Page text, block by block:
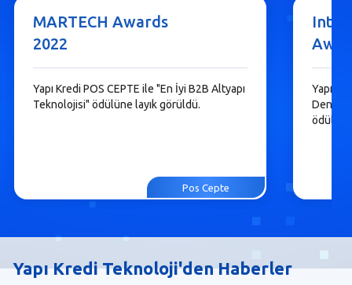
MARTECH Awards
2022
Yapı Kredi POS CEPTE ile "En İyi B2B Altyapı
Teknolojisi" ödülüne layık görüldü.
Pos Cepte
Yapı
Yapı Kredi Teknoloji'den Haberler